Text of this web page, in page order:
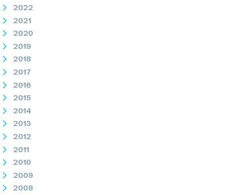
2022
2021
2020
2019
2018
2017
2016
2015
2014
2013
2012
2011
2010
2009
2008